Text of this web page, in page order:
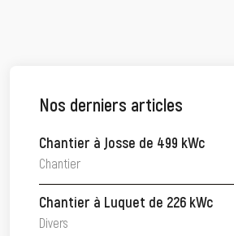
Nos derniers articles
Chantier à Josse de 499 kWc
Chantier
Chantier à Luquet de 226 kWc
Divers